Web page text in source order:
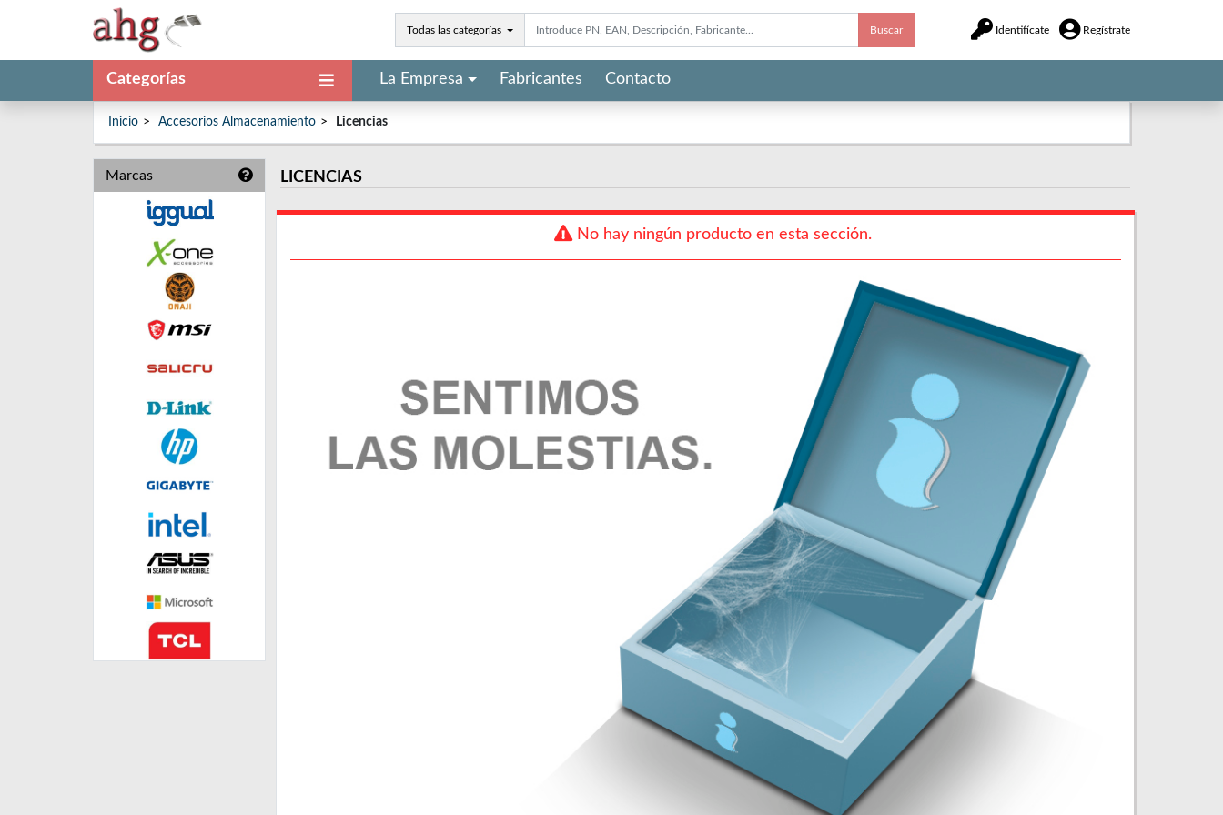
Todas las categorías Buscar Identifícate Regístrate
Categorías La Empresa Fabricantes Contacto
Inicio Accesorios Almacenamiento Licencias
Marcas LICENCIAS
No hay ningún producto en esta sección.